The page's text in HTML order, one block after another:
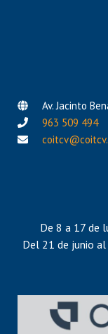
Av. Jacinto
963 509 494
De 8 a 17 de
Del 21 de junio